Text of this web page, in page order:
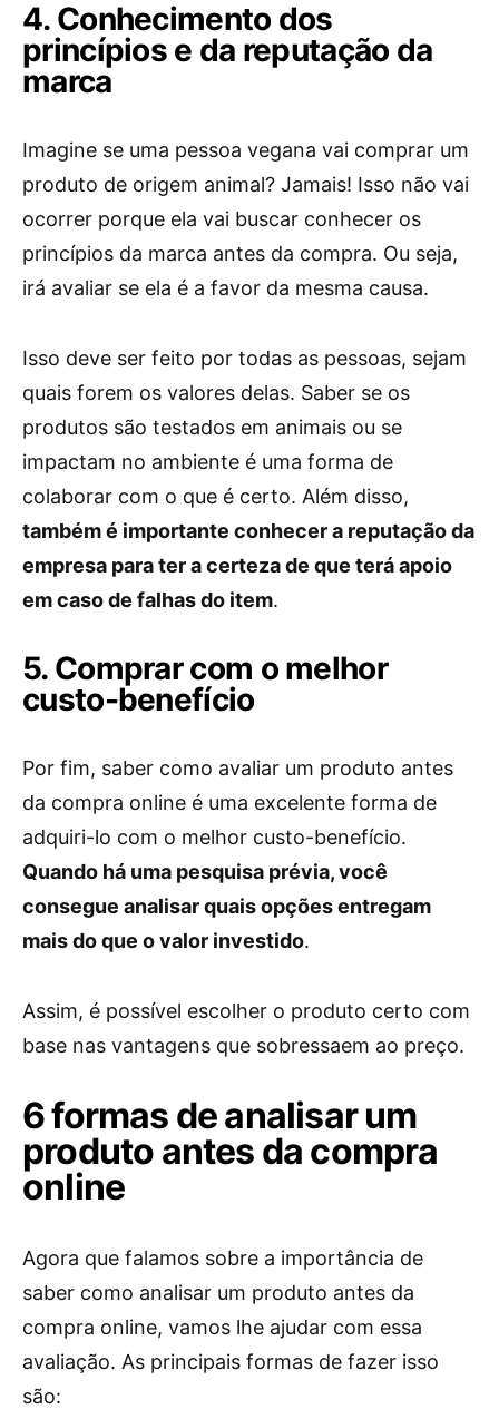
4. Conhecimento dos
princípios e da reputação da
marca
Imagine se uma pessoa vegana vai comprar um
produto de origem animal? Jamais! Isso não vai
ocorrer porque ela vai buscar conhecer os
princípios da marca antes da compra. Ou seja,
irá avaliar se ela é a favor da mesma causa.
Isso deve ser feito por todas as pessoas, sejam
quais forem os valores delas. Saber se os
produtos são testados em animais ou se
impactam no ambiente é uma forma de
colaborar com o que é certo. Além disso,
também é importante conhecer a reputação da
empresa para ter a certeza de que terá apoio
em caso de falhas do item.
5. Comprar com o melhor
custo-benefício
Por fim, saber como avaliar um produto antes
da compra online é uma excelente forma de
adquiri-lo com o melhor custo-benefício.
Quando há uma pesquisa prévia, você
consegue analisar quais opções entregam
mais do que o valor investido.
Assim, é possível escolher o produto certo com
base nas vantagens que sobressaem ao preço.
6 formas de analisar um
produto antes da compra
online
Agora que falamos sobre a importância de
saber como analisar um produto antes da
compra online, vamos lhe ajudar com essa
avaliação. As principais formas de fazer isso
são: